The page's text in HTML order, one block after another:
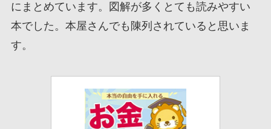
にまとめています。図解が多くとても読みやすい
本でした。本屋さんでも陳列されていると思いま
す。